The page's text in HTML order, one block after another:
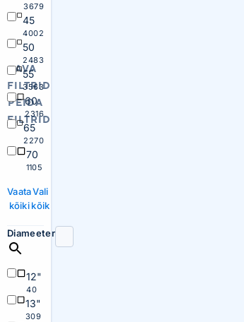
AVA
FILTRID
PEIDA
FILTRID
3679
45
4002
50
2483
55
3563
60
2316
65
2270
70
1105
Vaata
kõiki
Vali
kõik
Diameeter
12"
40
13"
309